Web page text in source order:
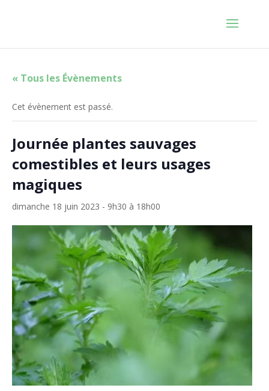
« Tous les Évènements
Cet évènement est passé.
Journée plantes sauvages
comestibles et leurs usages
magiques
dimanche 18 juin 2023 - 9h30 à 18h00